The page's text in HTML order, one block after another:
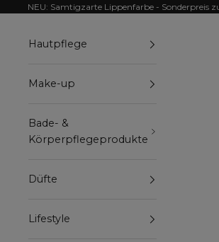
Zum Inhalt springen
NEU: Samtigzarte Lippenfarbe - Sonderpreis
Hautpflege
Make-up
Bade- &
Körperpflegeprodukte
Düfte
Lifestyle